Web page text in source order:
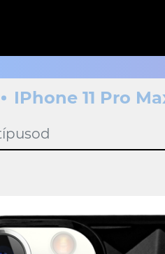
IPhone 11 Pro